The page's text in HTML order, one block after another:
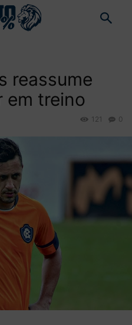
reassume
em treino
0
121